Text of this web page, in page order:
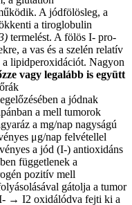
A jódfölösleg, a
a tiroglobulin
termelést. A fölös I- pro-
a vas és a szelén relatív
lipidperoxidációt. Nagyon
vagy legalább is együtt
a jódnak
a mell tumorok
a mg/nap nagyságú
μg/nap felvétellel
a jód (I-) antioxidáns
függetlenek a
pozitív mell
gátolja a tumor
I- → I2 oxidálódva fejti ki a